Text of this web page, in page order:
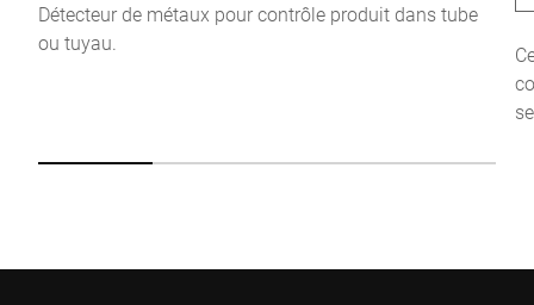
Anti-Robot Verification
Détecteur de métaux pour contrôle produit dans tube
ou tuyau.